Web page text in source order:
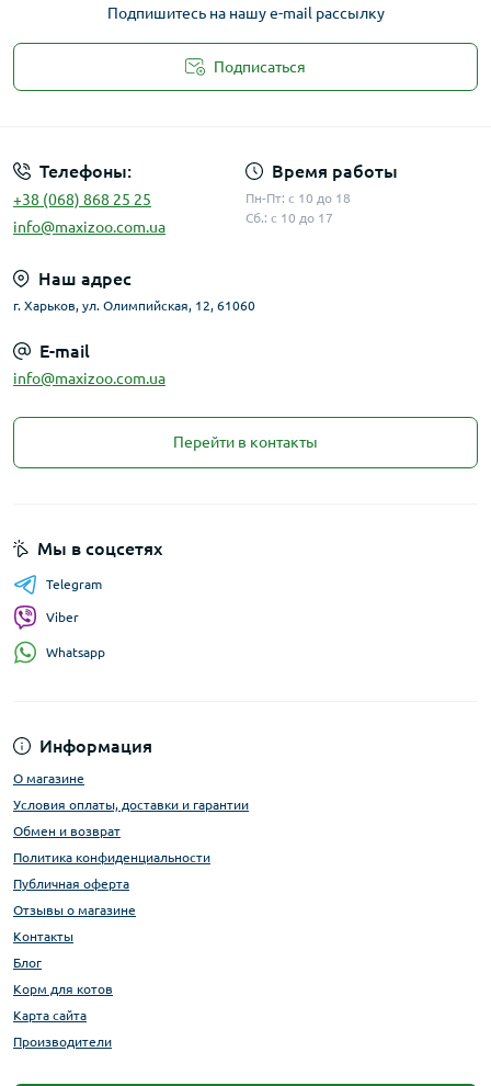
Подпишитесь на нашу e-mail рассылку
Подписаться
Телефоны:
+38 (068) 868 25 25
info@maxizoo.com.ua
Время работы
Пн-Пт: с 10 до 18
Сб.: с 10 до 17
Наш адрес
г. Харьков, ул. Олимпийская, 12, 61060
E-mail
info@maxizoo.com.ua
Перейти в контакты
Информация
О магазине
Условия оплаты, доставки и гарантии
Обмен и возврат
Политика конфиденциальности
Публичная оферта
Отзывы о магазине
Контакты
Блог
Корм для котов
Карта сайта
Производители
Мы в соцсетях
Telegram
Viber
Whatsapp